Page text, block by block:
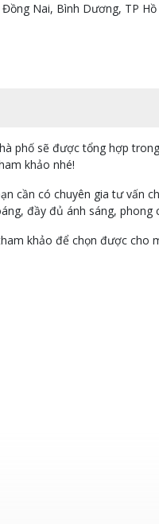
Nai, Bình Dương, TP Hồ
phố sẽ được tổng hợp
khảo nhé!
cần có chuyên gia tư vấn
đầy đủ ánh sáng, phong
khảo để chọn được cho